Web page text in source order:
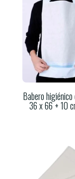
Babero higiénico
36 x 66 + 10